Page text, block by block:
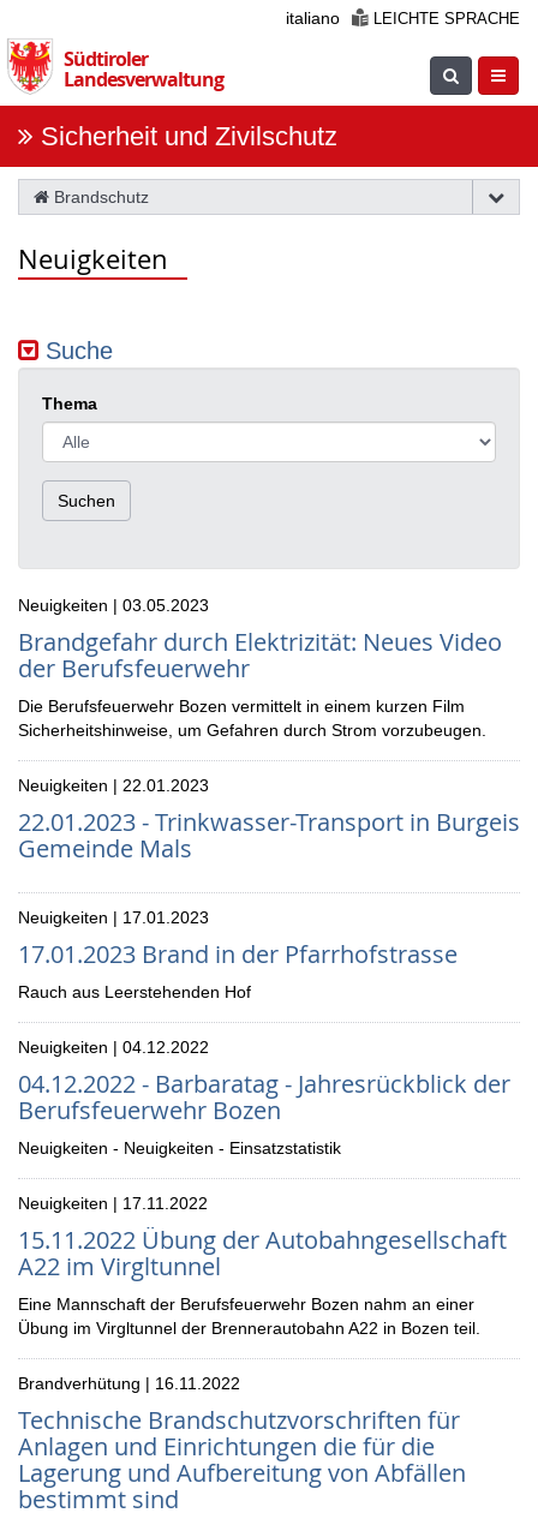
Sie
die
Navigation
italiano LEICHTE SPRACHE
Südtiroler
Landesverwaltung
Suche
Sicherheit und Zivilschutz
Brandschutz
Neuigkeiten
Suche
Thema
Suchen
Neuigkeiten | 03.05.2023
Brandgefahr durch Elektrizität: Neues Video
der Berufsfeuerwehr
Die Berufsfeuerwehr Bozen vermittelt in einem kurzen Film
Sicherheitshinweise, um Gefahren durch Strom vorzubeugen.
Neuigkeiten | 22.01.2023
22.01.2023 - Trinkwasser-Transport in Burgeis
Gemeinde Mals
Neuigkeiten | 17.01.2023
17.01.2023 Brand in der Pfarrhofstrasse
Rauch aus Leerstehenden Hof
Neuigkeiten | 04.12.2022
04.12.2022 - Barbaratag - Jahresrückblick der
Berufsfeuerwehr Bozen
Neuigkeiten - Neuigkeiten - Einsatzstatistik
Neuigkeiten | 17.11.2022
15.11.2022 Übung der Autobahngesellschaft
A22 im Virgltunnel
Eine Mannschaft der Berufsfeuerwehr Bozen nahm an einer
Übung im Virgltunnel der Brennerautobahn A22 in Bozen teil.
Brandverhütung | 16.11.2022
Technische Brandschutzvorschriften für
Anlagen und Einrichtungen die für die
Lagerung und Aufbereitung von Abfällen
bestimmt sind